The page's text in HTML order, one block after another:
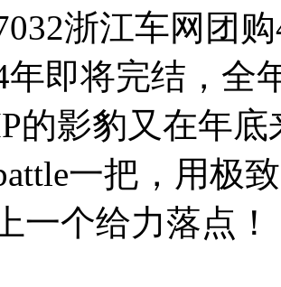
浙江车网团
年即将完结，全
的影豹又在年
一把，用极
一个给力落点！